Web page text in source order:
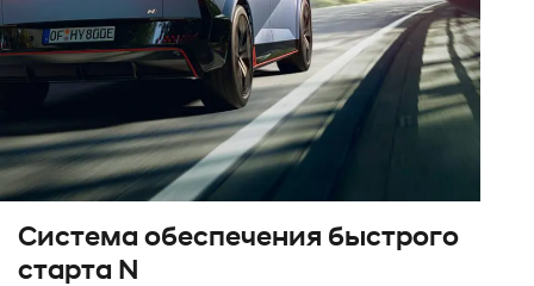
Система обеспечения быстрого
старта N